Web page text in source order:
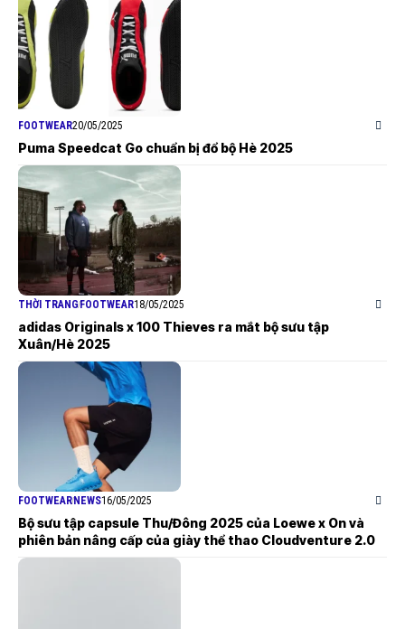
FOOTWEAR20/05/2025
Puma Speedcat Go chuẩn bị đổ bộ Hè 2025
THỜI TRANGFOOTWEAR18/05/2025
adidas Originals x 100 Thieves ra mắt bộ sưu tập
Xuân/Hè 2025
FOOTWEARNEWS16/05/2025
Bộ sưu tập capsule Thu/Đông 2025 của Loewe x On và
phiên bản nâng cấp của giày thể thao Cloudventure 2.0